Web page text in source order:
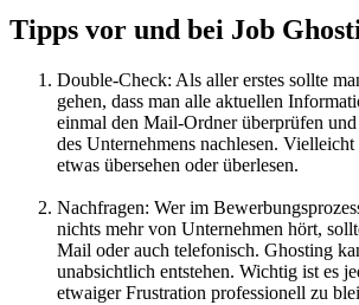
Tipps vor und bei Job
Double-Check: Als aller erstes sollte
gehen, dass man alle aktuellen
einmal den Mail-Ordner überprüfen
des Unternehmens nachlesen.
etwas übersehen oder überlesen.
Nachfragen: Wer im
nichts mehr von Unternehmen hört,
Mail oder auch telefonisch. Ghosting
unabsichtlich entstehen. Wichtig ist es
etwaiger Frustration professionell zu